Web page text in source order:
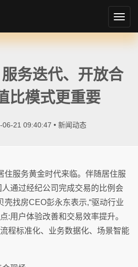
切
换
务迭代、开放合
比模式更重要
06-21 09:40:47 • 新闻动态
住服务黄金时代来临。伴随居住服
通过经纪公司完成交易的比例会
壳找房CEO彭永东表示,“驱动行业
:用户体验改善和交易效率提升。
程标准化、业务数据化、场景智能